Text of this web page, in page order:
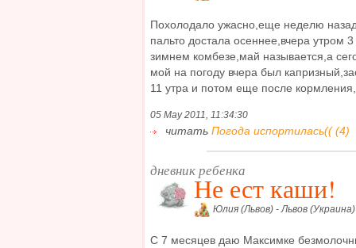
Похолодало ужасно,еще неделю
пальто достала осеннее,вчера утром 3
зимнем комбезе,май называется,а
мой на погоду вчера был
11 утра и потом еще после
05 May 2011, 11:34:30
читать Погода испортилась(( (4)
дневник ребенка
Не ест каши!
Юлия (Львов) - Львов
С 7 месяцев даю Максимке